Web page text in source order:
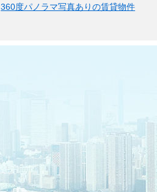
360度パノラマ写真ありの賃貸物件